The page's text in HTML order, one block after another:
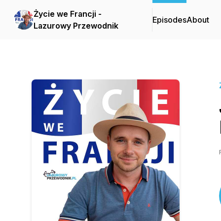
Życie we Francji -
Lazurowy Przewodnik
EpisodesAbout